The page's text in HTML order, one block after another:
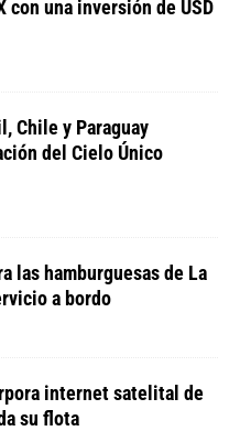
con una inversión de USD
Chile y Paraguay
del Cielo Único
las hamburguesas de La
a bordo
internet satelital de
su flota